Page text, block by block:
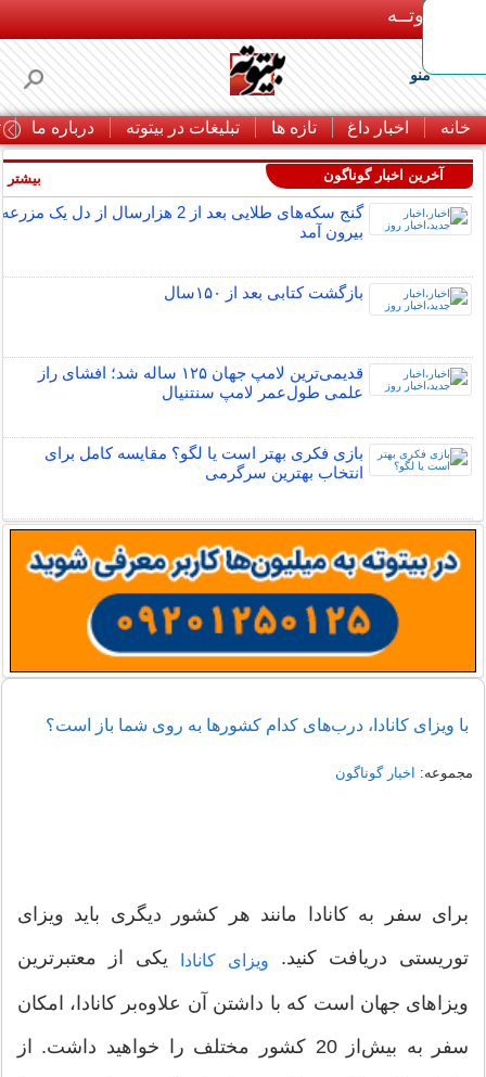
بـیتوتــه
منو
خانه اخبار داغ تازه ها تبلیغات در بیتوته درباره ما
آخرین اخبار گوناگون
گنج سکه‌های طلایی بعد از 2 هزارسال از دل یک مزرعه
بیرون آمد
بازگشت کتابی بعد از ۱۵۰سال
قدیمی‌ترین لامپ جهان ۱۲۵ ساله شد؛ افشای راز
علمی طول‌عمر لامپ سنتنیال
بازی فکری بهتر است یا لگو؟ مقایسه کامل برای
انتخاب بهترین سرگرمی
بیشتر
با ویزای کانادا، درب‌های کدام کشورها به روی شما باز است؟
مجموعه: اخبار گوناگون
برای سفر به کانادا مانند هر کشور دیگری باید ویزای
توریستی دریافت کنید.
ویزای کانادا یکی از معتبرترین
ویزاهای جهان است که با داشتن آن علاوه‌بر کانادا، امکان
سفر به بیش‌از 20 کشور مختلف را خواهید داشت. از